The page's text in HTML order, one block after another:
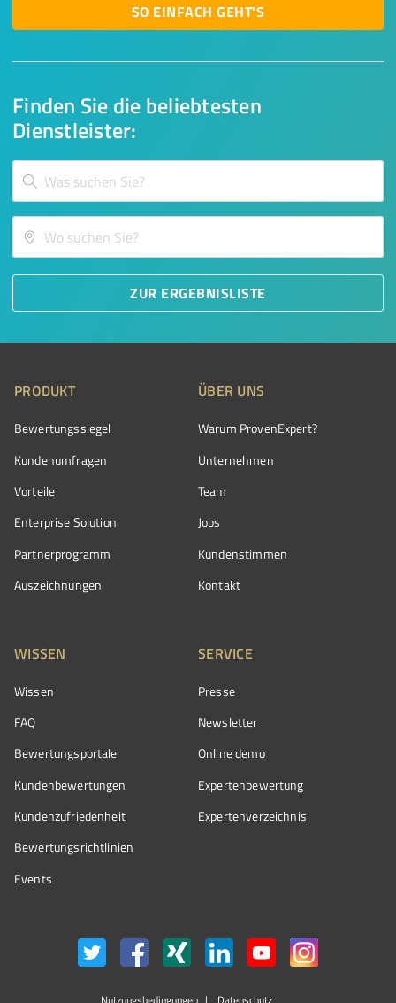
Finden Sie die beliebtesten
Dienstleister:
ZUR ERGEBNISLISTE
SO EINFACH GEHT'S
PRODUKT
Bewertungssiegel
Kundenumfragen
Vorteile
Enterprise Solution
Partnerprogramm
Auszeichnungen
ÜBER UNS
Warum ProvenExpert?
Unternehmen
Team
Jobs
Kundenstimmen
Kontakt
WISSEN
Wissen
FAQ
Bewertungsportale
Kundenbewertungen
Kundenzufriedenheit
Bewertungs­richtlinien
Events
SERVICE
Presse
Newsletter
Online demo
Expertenbewertung
Expertenverzeichnis